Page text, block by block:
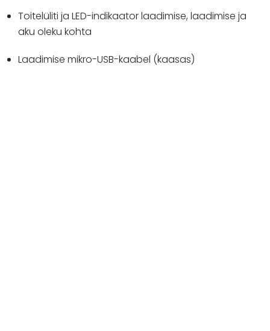
Toitelüliti ja LED-indikaator laadimise, laadimise ja
aku oleku kohta
Laadimise mikro-USB-kaabel (kaasas)